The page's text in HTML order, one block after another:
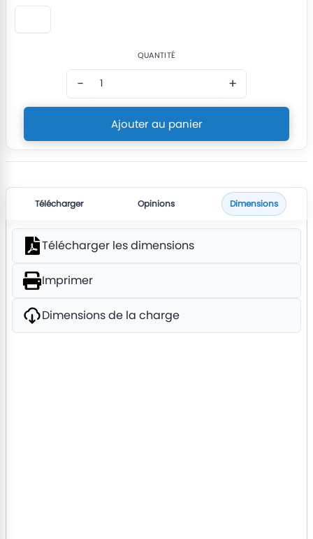
QUANTITÉ
− +
Ajouter au panier
Télécharger Opinions Dimensions
Télécharger les dimensions
Imprimer
Dimensions de la charge